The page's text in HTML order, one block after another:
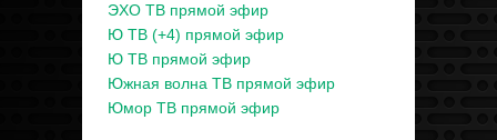
ЭХО ТВ прямой эфир
Ю ТВ (+4) прямой эфир
Ю ТВ прямой эфир
Южная волна ТВ прямой эфир
Юмор ТВ прямой эфир